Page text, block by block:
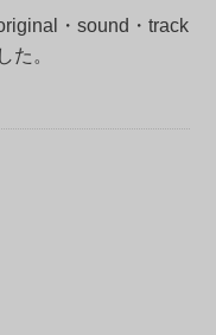
・sound・track
た。